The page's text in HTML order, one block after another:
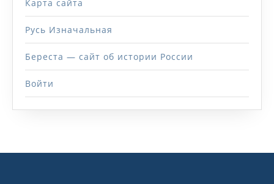
Карта сайта
Русь Изначальная
Береста — сайт об истории России
Войти